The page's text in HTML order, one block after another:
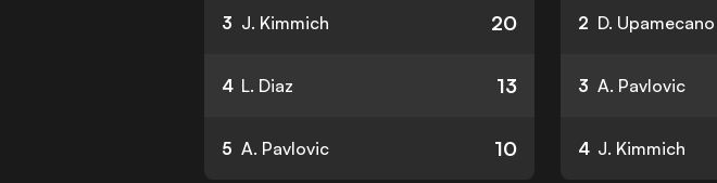
3 J. Kimmich 20
4 L. Diaz 13
5 A. Pavlovic 10
2 D. Upamecano
3 A. Pavlovic
4 J. Kimmich